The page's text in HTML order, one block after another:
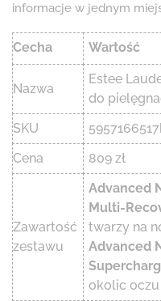
informacje w jednym
Cecha Wartość
Nazwa
Estee
do
SKU
Cena
809 zł
Zawartość
zestawu
Advanced
Multi-
twarzy na
Advanced
okolic oczu